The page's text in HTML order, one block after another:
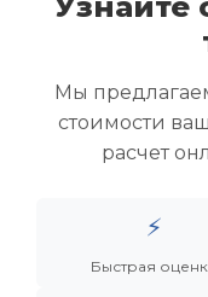
Скупка
Скупка
Скупка рабочих
Скупка старых
Скупка внешних
Заказать
Мы
стоимости
расчет
⚡
Быстрая